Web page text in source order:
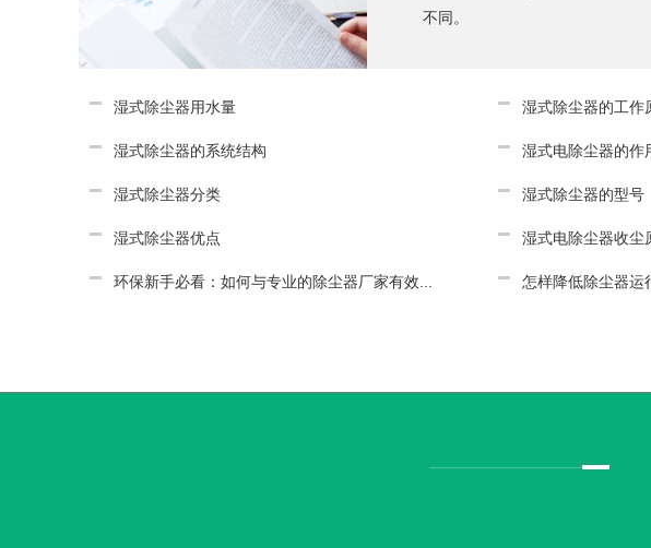
不同。
湿式除尘器用水量
湿式除尘器的系统结构
湿式除尘器分类
湿式除尘器优点
环保新手必看：如何与专业的除尘器厂家有效...
湿式除尘器的工作
湿式电除尘器的作
湿式除尘器的型号
湿式电除尘器收尘
怎样降低除尘器运